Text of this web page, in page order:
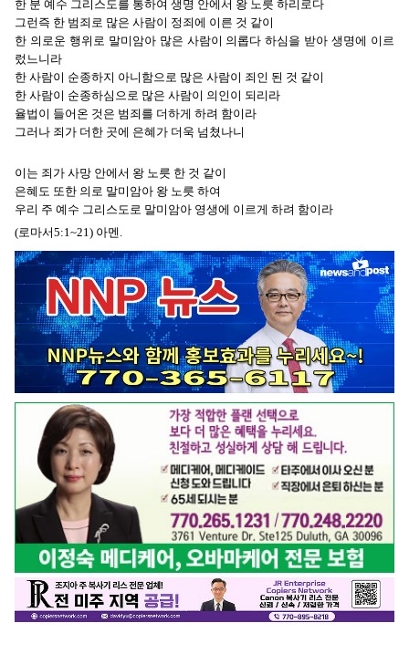
한 분 예수 그리스도를 통하여 생명 안에서 왕 노릇 하리로다
그런즉 한 범죄로 많은 사람이 정죄에 이른 것 같이
한 의로운 행위로 말미암아 많은 사람이 의롭다 하심을 받아 생명에 이르
렀느니라
한 사람이 순종하지 아니함으로 많은 사람이 죄인 된 것 같이
한 사람이 순종하심으로 많은 사람이 의인이 되리라
율법이 들어온 것은 범죄를 더하게 하려 함이라
그러나 죄가 더한 곳에 은혜가 더욱 넘쳤나니
이는 죄가 사망 안에서 왕 노릇 한 것 같이
은혜도 또한 의로 말미암아 왕 노릇 하여
우리 주 예수 그리스도로 말미암아 영생에 이르게 하려 함이라
(로마서5:1~21) 아멘.